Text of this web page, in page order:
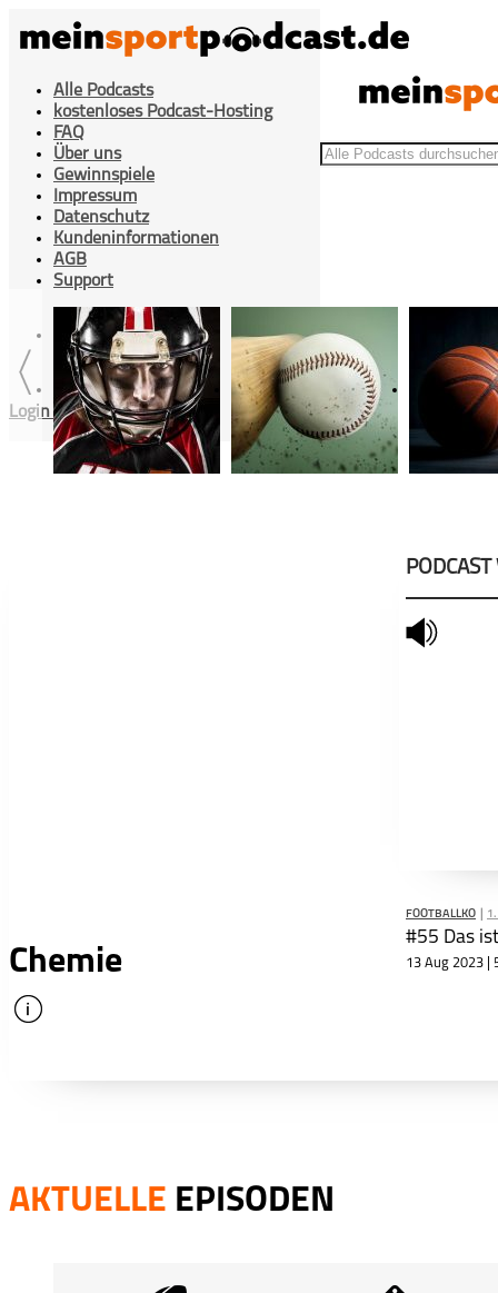
Alle Podcasts
kostenloses Podcast-Hosting
FAQ
Über uns
Gewinnspiele
Impressum
Datenschutz
Kundeninformationen
AGB
Support
Cookies Einstellung
Login / Registrieren
Home > Beiträge getaggt "Chemie"
Chemie
info
mute
FOOTBALLKO 1.
13 Aug 2023 |
AKTUELLE EPISODEN